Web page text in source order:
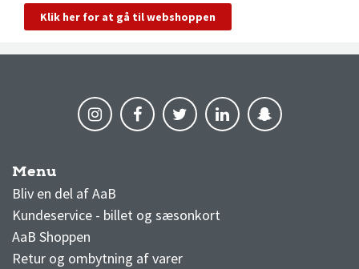
Klik her for at gå til webshoppen
Menu
Bliv en del af AaB
Kundeservice - billet og sæsonkort
AaB Shoppen
Retur og ombytning af varer